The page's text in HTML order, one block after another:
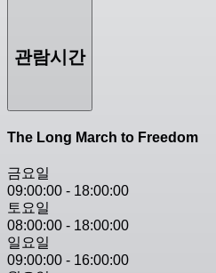
관람시간
The Long March to Freedom
금요일
09:00:00 - 18:00:00
토요일
08:00:00 - 18:00:00
일요일
09:00:00 - 16:00:00